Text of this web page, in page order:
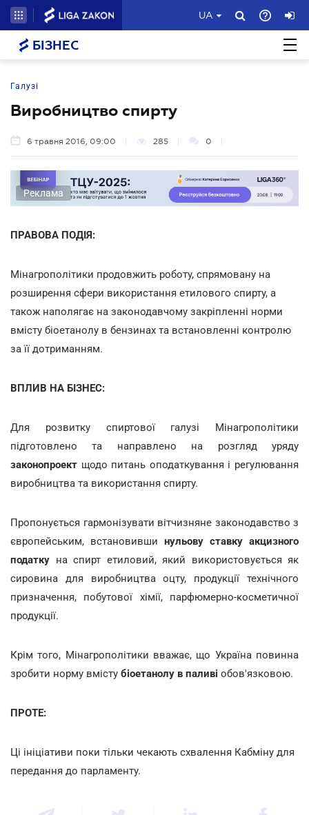
UA
БІЗНЕС
Галузі
Виробництво спирту
6 травня 2016, 09:00 285 0
Реклама
ПРАВОВА ПОДІЯ:
Мінагрополітики продовжить роботу, спрямовану на
розширення сфери використання етилового спирту, а
також наполягає на законодавчому закріпленні норми
вмісту біоетанолу в бензинах та встановленні контролю
за її дотриманням.
ВПЛИВ НА БІЗНЕС:
Для розвитку спиртової галузі Мінагрополітики
підготовлено та направлено на розгляд уряду
законопроект щодо питань оподаткування і регулювання
виробництва та використання спирту.
Пропонується гармонізувати вітчизняне законодавство з
європейським, встановивши нульову ставку акцизного
податку на спирт етиловий, який використовується як
сировина для виробництва оцту, продукції технічного
призначення, побутової хімії, парфюмерно-косметичної
продукції.
Крім того, Мінагрополітики вважає, що Україна повинна
зробити норму вмісту біоетанолу в паливі обов'язковою.
ПРОТЕ:
Ці ініціативи поки тільки чекають схвалення Кабміну для
передання до парламенту.